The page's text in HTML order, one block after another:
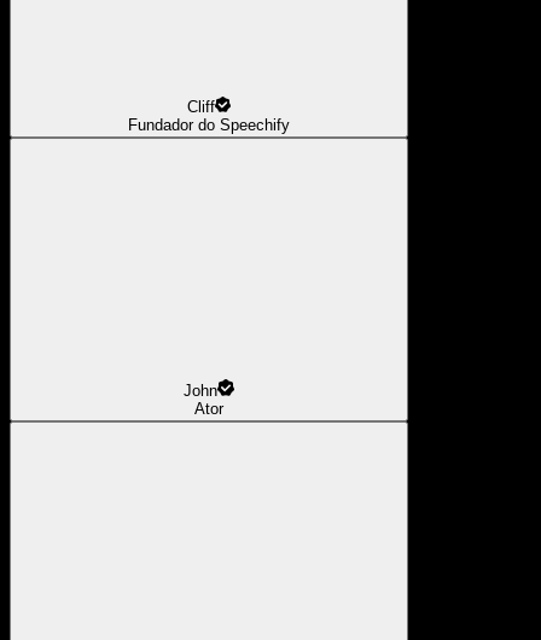
Cliff
Fundador do Speechify
John
Ator